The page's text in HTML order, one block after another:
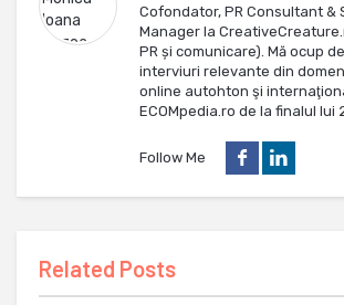
Cofondator, PR Consultant &
Manager la
PR și comunicare). Mă ocup
interviuri relevante din
online autohton şi
ECOMpedia.ro de la finalul lui
Follow Me
Related Posts